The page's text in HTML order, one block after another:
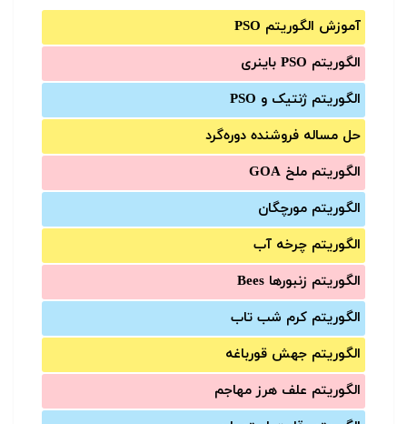
آموزش الگوریتم PSO
الگوریتم PSO باینری
الگوریتم ژنتیک و PSO
حل مساله فروشنده دوره‌گرد
الگوریتم ملخ GOA
الگوریتم مورچگان
الگوریتم چرخه آب
الگوریتم زنبورها Bees
الگوریتم کرم شب تاب
الگوریتم جهش قورباغه
الگوریتم علف هرز مهاجم